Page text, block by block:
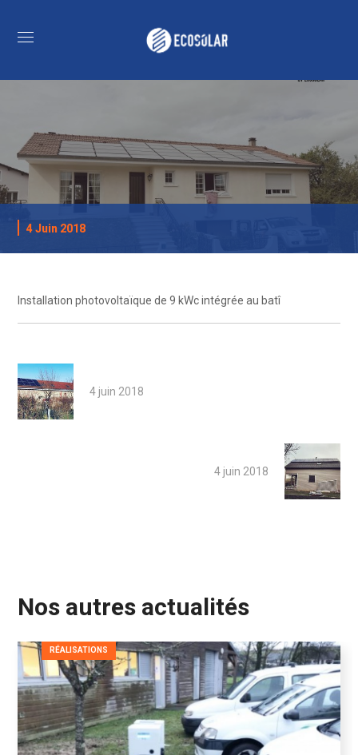
4 Juin 2018
Installation photovoltaïque de 9 kWc intégrée au batî
4 juin 2018
4 juin 2018
Nos autres actualités
RÉALISATIONS